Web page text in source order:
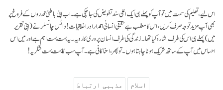
اس لیے، تعلیم کی سمت میں تو آپ کو پہلے ہی ایک اعلی سند تفویض کی جا چکی ہے۔ اب اپنی باطنی قدروں کے فروغ پر
بھی آپ مزید توجہ صرف کریں، اس کا مطلب ہے حقیقی انسانی اقدار اور اخلاقیات! وائس چانسلر نے (اپنی تقریر
میں) پہلے ہی اس کی طرف اشارہ کیا تھا۔ زندگی کی طرف انسان پروری کا رویہ۔ یہ بہت بہت اہم ہے اور میں اس
احساس میں آپ کے ساتھ شریک ہونا چاہتا ہوں۔ تو پھر، اتنا کافی ہے۔ آپ سب کا بہت بہت شکریہ!
اسلام مذہبی ارتباط